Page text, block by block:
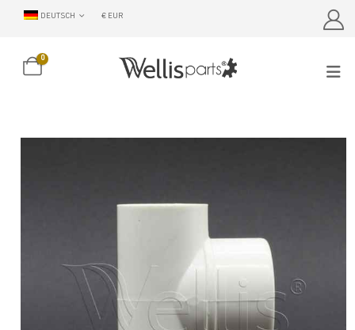
DEUTSCH € EUR
0